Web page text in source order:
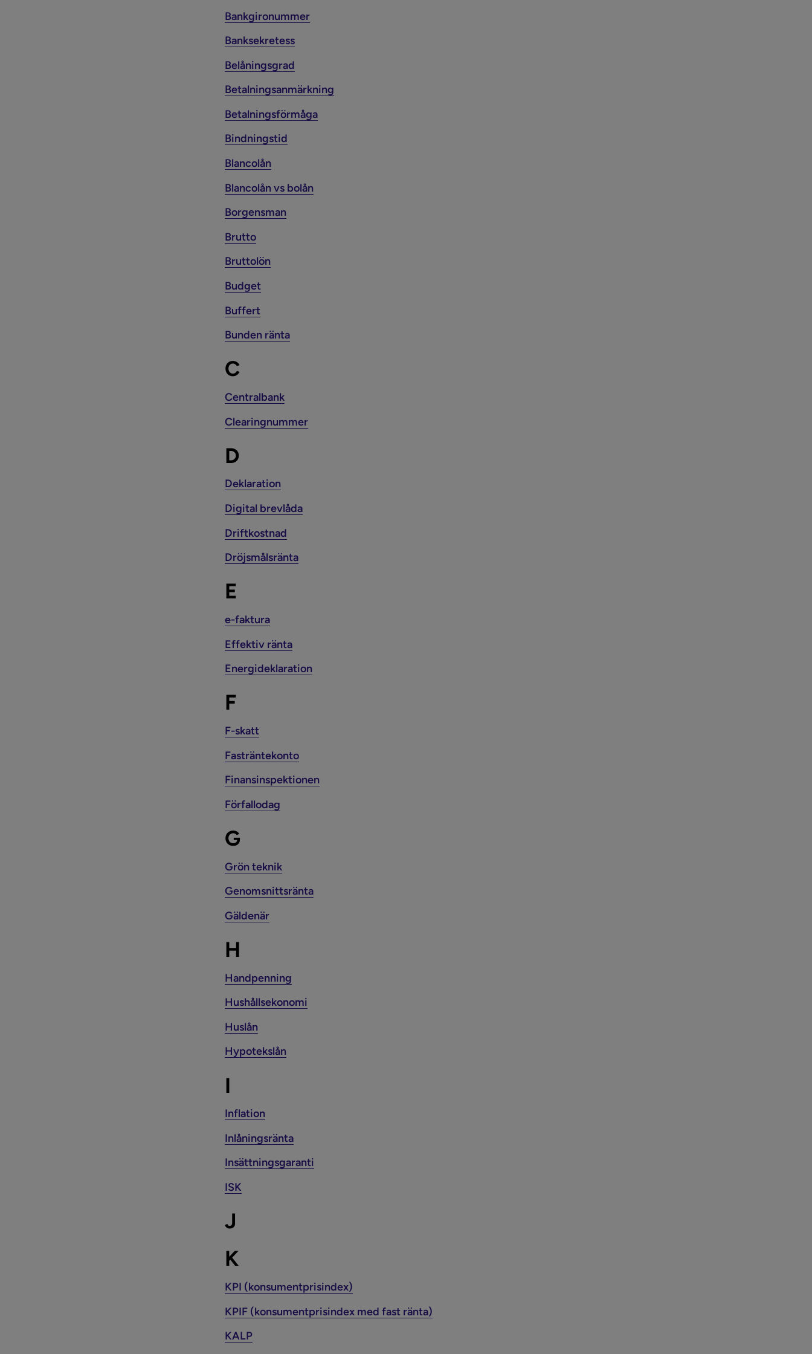
Bankgironummer
Banksekretess
Belåningsgrad
Betalningsanmärkning
Betalningsförmåga
Bindningstid
Blancolån
Blancolån vs bolån
Borgensman
Brutto
Bruttolön
Budget
Buffert
Bunden ränta
C
Centralbank
Clearingnummer
D
Deklaration
Digital brevlåda
Driftkostnad
Dröjsmålsränta
E
e-faktura
Effektiv ränta
Energideklaration
F
F-skatt
Fasträntekonto
Finansinspektionen
Förfallodag
G
Grön teknik
Genomsnittsränta
Gäldenär
H
Handpenning
Hushållsekonomi
Huslån
Hypotekslån
I
Inflation
Inlåningsränta
Insättningsgaranti
ISK
J
K
KPI (konsumentprisindex)
KPIF (konsumentprisindex med fast ränta)
KALP